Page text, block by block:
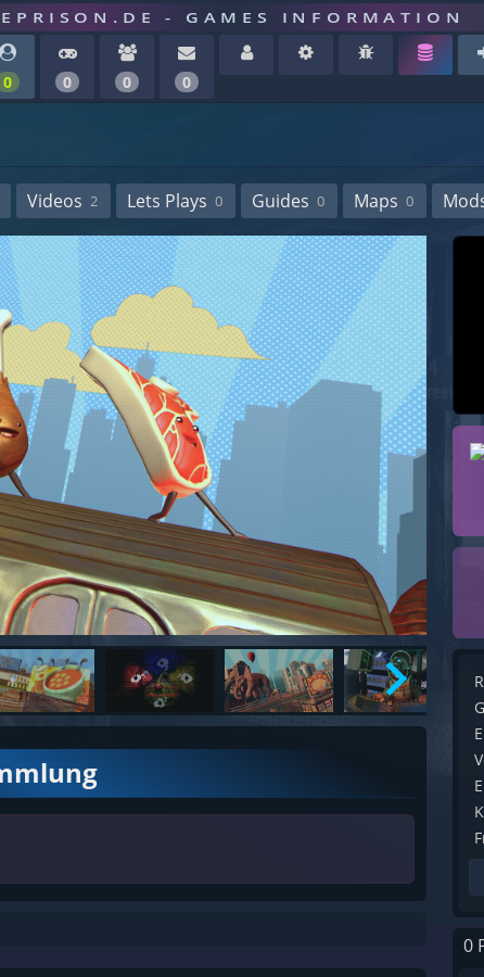
EPRISON.DE - GAMES INFORMATION
0 0 0 0
Videos 2 Lets Plays 0 Guides 0 Maps 0
0